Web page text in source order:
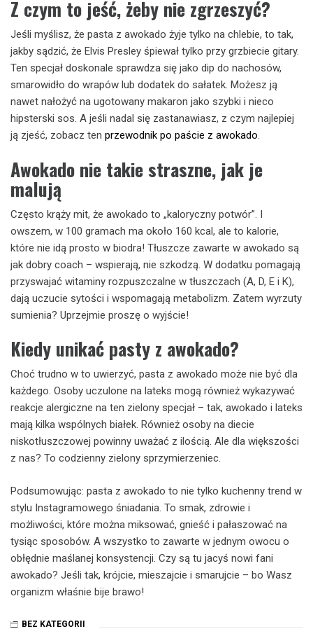
Z czym to jeść, żeby nie zgrzeszyć?
Jeśli myślisz, że pasta z awokado żyje tylko na chlebie, to tak,
jakby sądzić, że Elvis Presley śpiewał tylko przy grzbiecie gitary.
Ten specjał doskonale sprawdza się jako dip do nachosów,
smarowidło do wrapów lub dodatek do sałatek. Możesz ją
nawet nałożyć na ugotowany makaron jako szybki i nieco
hipsterski sos. A jeśli nadal się zastanawiasz, z czym najlepiej
ją zjeść, zobacz ten przewodnik po paście z awokado.
Awokado nie takie straszne, jak je
malują
Często krąży mit, że awokado to „kaloryczny potwór”. I
owszem, w 100 gramach ma około 160 kcal, ale to kalorie,
które nie idą prosto w biodra! Tłuszcze zawarte w awokado są
jak dobry coach – wspierają, nie szkodzą. W dodatku pomagają
przyswajać witaminy rozpuszczalne w tłuszczach (A, D, E i K),
dają uczucie sytości i wspomagają metabolizm. Zatem wyrzuty
sumienia? Uprzejmie proszę o wyjście!
Kiedy unikać pasty z awokado?
Choć trudno w to uwierzyć, pasta z awokado może nie być dla
każdego. Osoby uczulone na lateks mogą również wykazywać
reakcje alergiczne na ten zielony specjał – tak, awokado i lateks
mają kilka wspólnych białek. Również osoby na diecie
niskotłuszczowej powinny uważać z ilością. Ale dla większości
z nas? To codzienny zielony sprzymierzeniec.
Podsumowując: pasta z awokado to nie tylko kuchenny trend w
stylu Instagramowego śniadania. To smak, zdrowie i
możliwości, które można miksować, gnieść i pałaszować na
tysiąc sposobów. A wszystko to zawarte w jednym owocu o
obłędnie maślanej konsystencji. Czy są tu jacyś nowi fani
awokado? Jeśli tak, krójcie, mieszajcie i smarujcie – bo Wasz
organizm właśnie bije brawo!
BEZ KATEGORII